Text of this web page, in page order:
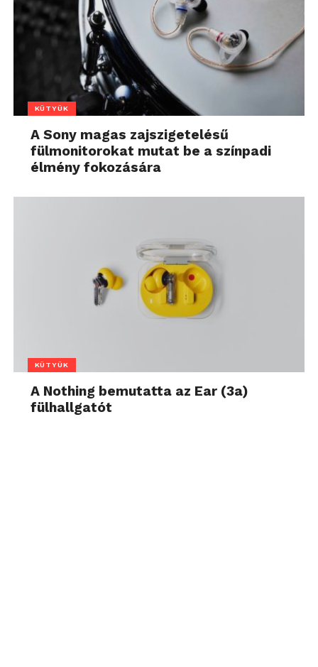
KÜTYÜK
A Sony magas zajszigetelésű
fülmonitorokat mutat be a színpadi
élmény fokozására
KÜTYÜK
A Nothing bemutatta az Ear (3a)
fülhallgatót